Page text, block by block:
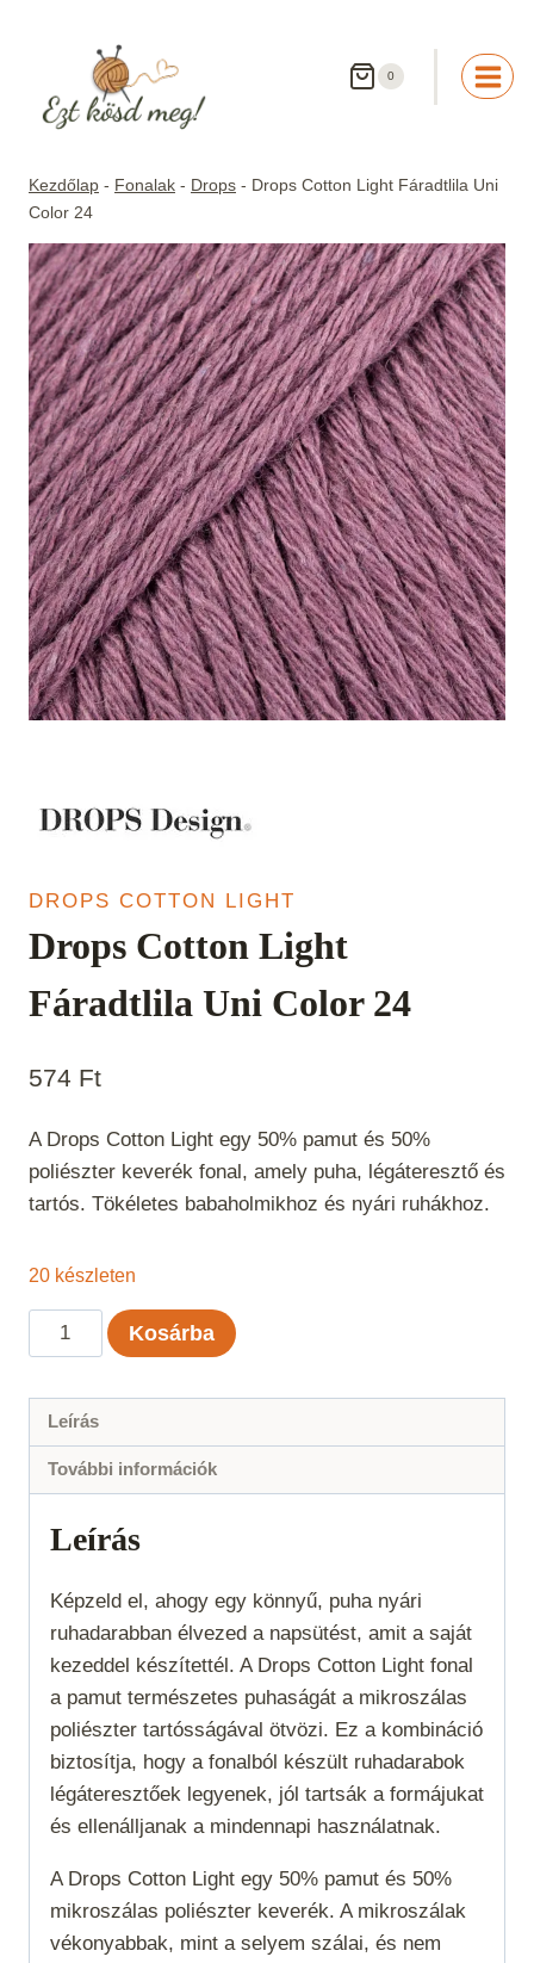
0
Kezdőlap - Fonalak - Drops - Drops Cotton Light Fáradtlila Uni
Color 24
DROPS COTTON LIGHT
Drops Cotton Light
Fáradtlila Uni Color 24
574 Ft
A Drops Cotton Light egy 50% pamut és 50%
poliészter keverék fonal, amely puha, légáteresztő és
tartós. Tökéletes babaholmikhoz és nyári ruhákhoz.
20 készleten
Drops
Cotton
Fáradtlila
Uni
mennyiség
Kosárba
Leírás
További információk
Leírás
Képzeld el, ahogy egy könnyű, puha nyári
ruhadarabban élvezed a napsütést, amit a saját
kezeddel készítettél. A Drops Cotton Light fonal
a pamut természetes puhaságát a mikroszálas
poliészter tartósságával ötvözi. Ez a kombináció
biztosítja, hogy a fonalból készült ruhadarabok
légáteresztőek legyenek, jól tartsák a formájukat
és ellenálljanak a mindennapi használatnak.
A Drops Cotton Light egy 50% pamut és 50%
mikroszálas poliészter keverék. A mikroszálak
vékonyabbak, mint a selyem szálai, és nem